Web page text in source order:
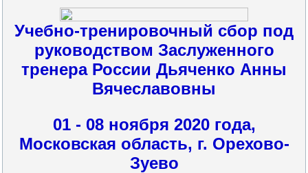
Учебно-тренировочный сбор под
руководством Заслуженного
тренера России Дьяченко Анны
Вячеславовны
01 - 08 ноября 2020 года,
Московская область, г. Орехово-
Зуево